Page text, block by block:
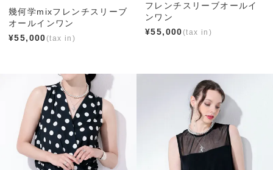
幾何学mixフレンチスリーブ
オールインワン
¥55,000
フレンチスリーブオールイ
ンワン
¥55,000